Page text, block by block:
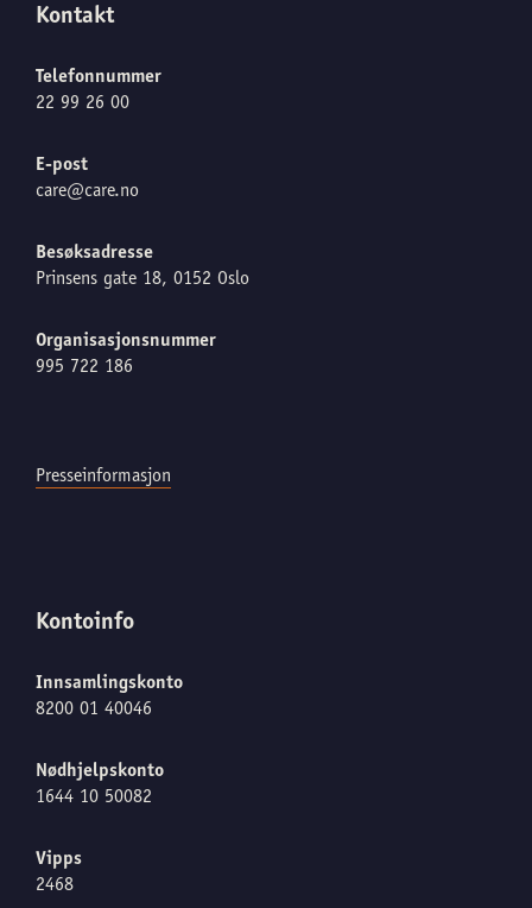
Kontakt
Telefonnummer
22 99 26 00
E-post
care@care.no
Besøksadresse
Prinsens gate 18, 0152 Oslo
Organisasjonsnummer
995 722 186
Presseinformasjon
Kontoinfo
Innsamlingskonto
8200 01 40046
Nødhjelpskonto
1644 10 50082
Vipps
2468